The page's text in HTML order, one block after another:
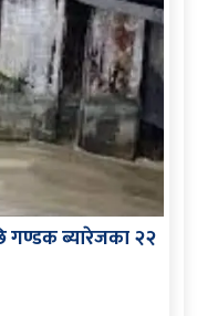
गण्डक ब्यारेजका २२